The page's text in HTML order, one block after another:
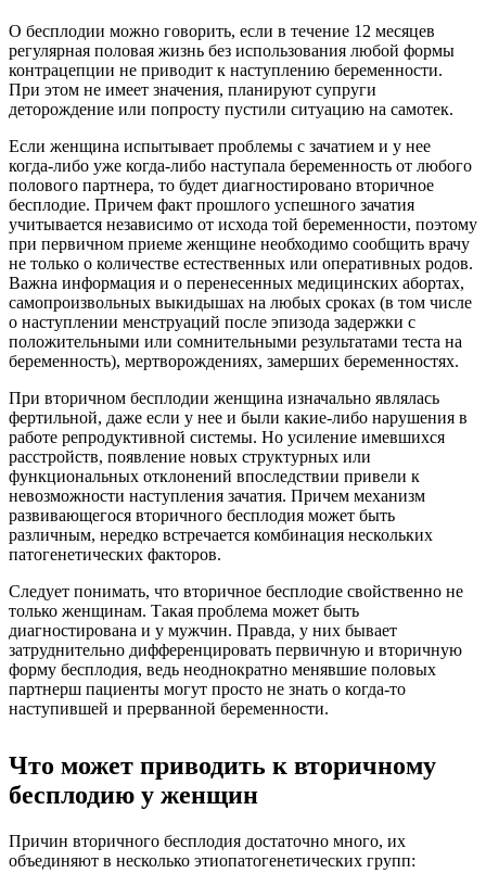
О бесплодии можно говорить, если в течение 12 месяцев
регулярная половая жизнь без использования любой формы
контрацепции не приводит к наступлению беременности.
При этом не имеет значения, планируют супруги
деторождение или попросту пустили ситуацию на самотек.
Если женщина испытывает проблемы с зачатием и у нее
когда-либо уже когда-либо наступала беременность от любого
полового партнера, то будет диагностировано вторичное
бесплодие. Причем факт прошлого успешного зачатия
учитывается независимо от исхода той беременности, поэтому
при первичном приеме женщине необходимо сообщить врачу
не только о количестве естественных или оперативных родов.
Важна информация и о перенесенных медицинских абортах,
самопроизвольных выкидышах на любых сроках (в том числе
о наступлении менструаций после эпизода задержки с
положительными или сомнительными результатами теста на
беременность), мертворождениях, замерших беременностях.
При вторичном бесплодии женщина изначально являлась
фертильной, даже если у нее и были какие-либо нарушения в
работе репродуктивной системы. Но усиление имевшихся
расстройств, появление новых структурных или
функциональных отклонений впоследствии привели к
невозможности наступления зачатия. Причем механизм
развивающегося вторичного бесплодия может быть
различным, нередко встречается комбинация нескольких
патогенетических факторов.
Следует понимать, что вторичное бесплодие свойственно не
только женщинам. Такая проблема может быть
диагностирована и у мужчин. Правда, у них бывает
затруднительно дифференцировать первичную и вторичную
форму бесплодия, ведь неоднократно менявшие половых
партнерш пациенты могут просто не знать о когда-то
наступившей и прерванной беременности.
Что может приводить к вторичному
бесплодию у женщин
Причин вторичного бесплодия достаточно много, их
объединяют в несколько этиопатогенетических групп: